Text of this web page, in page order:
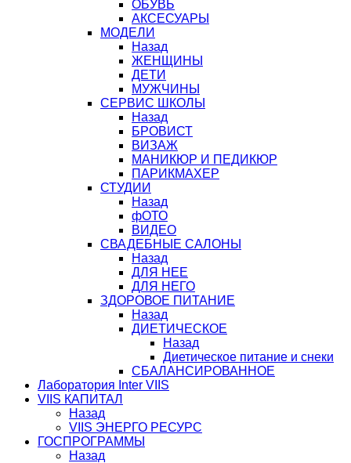
ОБУВЬ
АКСЕСУАРЫ
МОДЕЛИ
Назад
ЖЕНЩИНЫ
ДЕТИ
МУЖЧИНЫ
СЕРВИС ШКОЛЫ
Назад
БРОВИСТ
ВИЗАЖ
МАНИКЮР И ПЕДИКЮР
ПАРИКМАХЕР
СТУДИИ
Назад
фОТО
ВИДЕО
СВАДЕБНЫЕ САЛОНЫ
Назад
ДЛЯ НЕЕ
ДЛЯ НЕГО
ЗДОРОВОЕ ПИТАНИЕ
Назад
ДИЕТИЧЕСКОЕ
Назад
Диетическое питание и снеки
СБАЛАНСИРОВАННОЕ
Лаборатория Inter VIIS
VIIS КАПИТАЛ
Назад
VIIS ЭНЕРГО РЕСУРС
ГОСПРОГРАММЫ
Назад